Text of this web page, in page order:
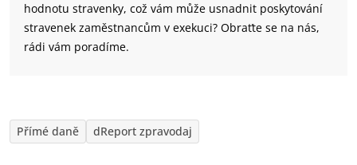
hodnotu stravenky, což vám může usnadnit poskytování
stravenek zaměstnancům v exekuci? Obraťte se na nás,
rádi vám poradíme.
Přímé daně dReport zpravodaj